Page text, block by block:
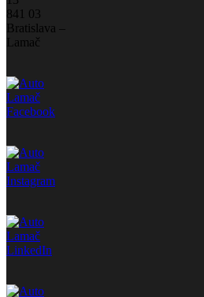
841 03
Bratislava –
Lamač